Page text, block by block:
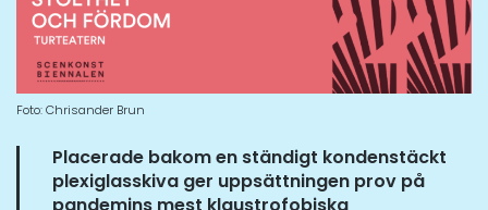
Foto: Chrisander Brun
Placerade bakom en ständigt kondenstäckt
plexiglasskiva ger uppsättningen prov på